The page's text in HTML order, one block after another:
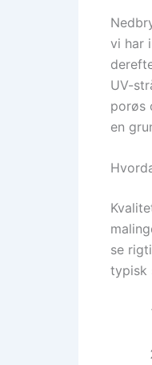
vi har
UV-
porøs
en
se
typisk